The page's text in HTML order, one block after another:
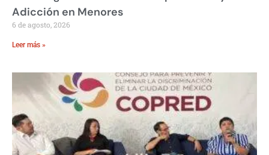
Adicción en Menores
6 de agosto, 2026
Leer más »